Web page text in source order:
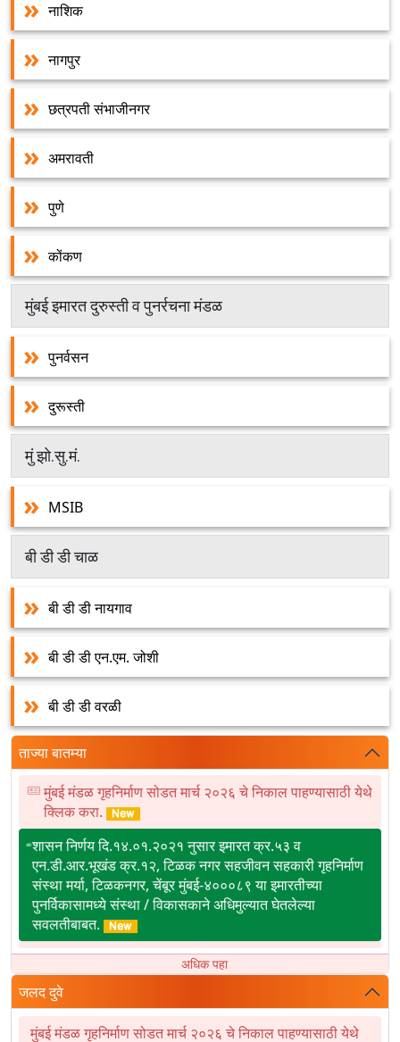
नाशिक
नागपुर
छत्रपती संभाजीनगर
अमरावती
पुणे
कोंकण
मुंबई इमारत दुरुस्ती व पुनर्रचना मंडळ
पुनर्वसन
दुरूस्ती
मुं झो.सु.मं.
MSIB
बी डी डी चाळ
बी डी डी नायगाव
बी डी डी एन.एम. जोशी
बी डी डी वरळी
ताज्या बातम्या
मुंबई मंडळ गृहनिर्माण सोडत मार्च २०२६ चे निकाल पाहण्यासाठी येथे
क्लिक करा.
शासन निर्णय दि.१४.०१.२०२१ नुसार इमारत क्र.५३ व
एन.डी.आर.भूखंड क्र.१२, टिळक नगर सहजीवन सहकारी गृहनिर्माण
संस्था मर्या, टिळकनगर, चेंबूर मुंबई-४०००८९ या इमारतीच्या
पुनर्विकासामध्ये संस्था / विकासकाने अधिमुल्यात घेतलेल्या
सवलतीबाबत.
मुंबई मंडळ सोडत-२०२६ उच्यस्तरिय देखरेख समितीच्या
(Oversight Committee) बैठकीबाबत.
एमबीआरआर २०२६ – जुनी चिखलवाडी रॅट (RAT) निकाल
नाशिक मंडळ सोडत जुलै २०२६ सदनिकांच्या विक्रीसाठी
अधिक पहा
जलद दुवे
मुंबई मंडळ गृहनिर्माण सोडत मार्च २०२६ चे निकाल पाहण्यासाठी येथे